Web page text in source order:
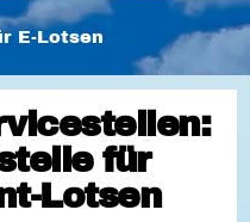
E-Lotsen
für
Lotsen